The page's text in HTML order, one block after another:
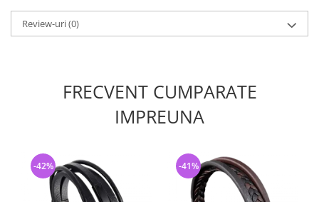
Review-uri(0)
FRECVENT CUMPARATE
IMPREUNA
-42% -41%